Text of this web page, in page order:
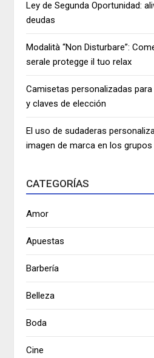
Ley de Segunda Oportunidad:
deudas
Modalità “Non Disturbare”:
serale protegge il tuo relax
Camisetas personalizadas
y claves de elección
El uso de sudaderas
imagen de marca en los grupos
CATEGORÍAS
Amor
Apuestas
Barbería
Belleza
Boda
Cine